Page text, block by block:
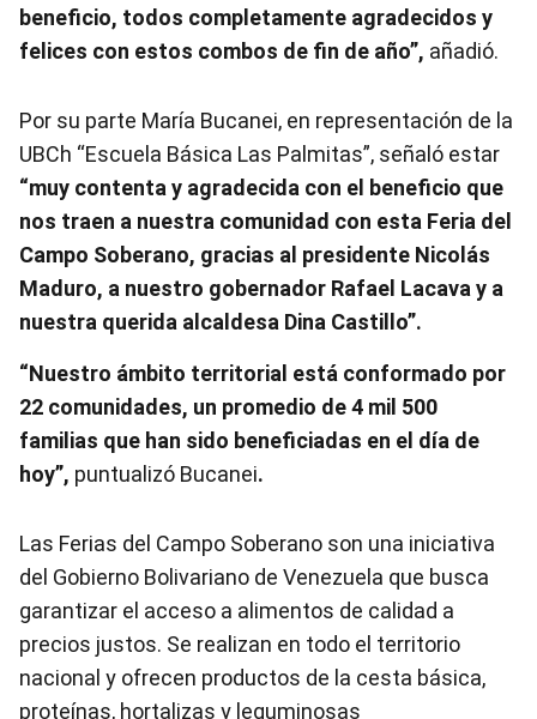
beneficio, todos completamente agradecidos y
felices con estos combos de fin de año”, añadió.
Por su parte María Bucanei, en representación de la
UBCh “Escuela Básica Las Palmitas”, señaló estar
“muy contenta y agradecida con el beneficio que
nos traen a nuestra comunidad con esta Feria del
Campo Soberano, gracias al presidente Nicolás
Maduro, a nuestro gobernador Rafael Lacava y a
nuestra querida alcaldesa Dina Castillo”.
“Nuestro ámbito territorial está conformado por
22 comunidades, un promedio de 4 mil 500
familias que han sido beneficiadas en el día de
hoy”, puntualizó Bucanei.
Las Ferias del Campo Soberano son una iniciativa
del Gobierno Bolivariano de Venezuela que busca
garantizar el acceso a alimentos de calidad a
precios justos. Se realizan en todo el territorio
nacional y ofrecen productos de la cesta básica,
proteínas, hortalizas y leguminosas